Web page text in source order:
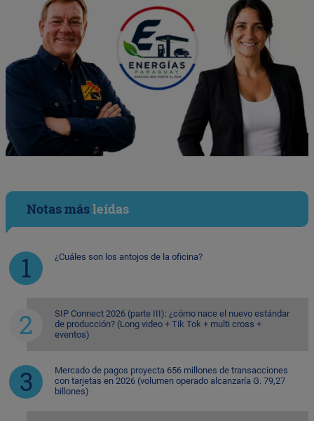
Notas másleídas
¿Cuáles son los antojos de la oficina?
SIP Connect 2026 (parte III): ¿cómo nace el nuevo estándar
de producción? (Long video + Tik Tok + multi cross +
eventos)
Mercado de pagos proyecta 656 millones de transacciones
con tarjetas en 2026 (volumen operado alcanzaría G. 79,27
billones)